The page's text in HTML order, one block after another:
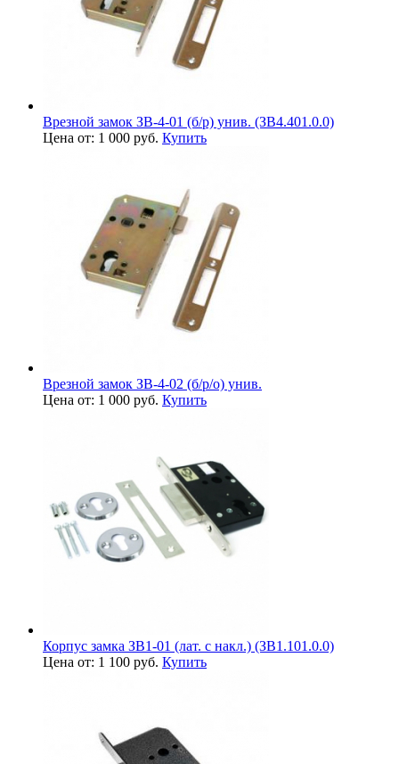
Врезной замок ЗВ-4-01 (б/р) унив. (ЗВ4.401.0.0)
Цена от: 1 000 руб. Купить
Врезной замок ЗВ-4-02 (б/р/о) унив.
Цена от: 1 000 руб. Купить
Корпус замка ЗВ1-01 (лат. с накл.) (ЗВ1.101.0.0)
Цена от: 1 100 руб. Купить